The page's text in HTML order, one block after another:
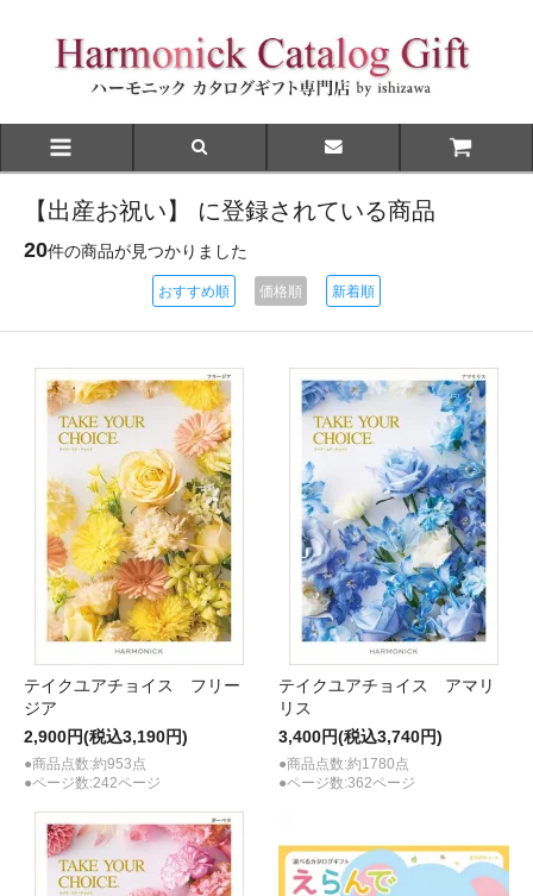
【出産お祝い】 に登録されている商品
20件の商品が見つかりました
おすすめ順 価格順 新着順
テイクユアチョイス フリー
ジア
2,900円(税込3,190円)
●商品点数:約953点
●ページ数:242ページ
テイクユアチョイス アマリ
リス
3,400円(税込3,740円)
●商品点数:約1780点
●ページ数:362ページ